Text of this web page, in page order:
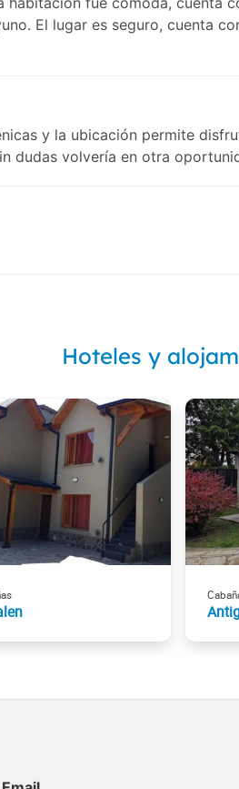
El lugar es seguro, cuenta
y la ubicación permite
dudas volvería en otra
Hoteles y